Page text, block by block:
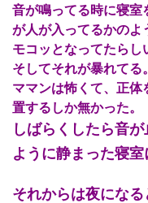
音が鳴ってる時に寝室
が人が入ってるかのよ
モコッとなってたらし
そしてそれが暴れてる。
ママンは怖くて、正
置するしか無かった。
しばらくしたら音
ように静まった寝
それからは夜にな